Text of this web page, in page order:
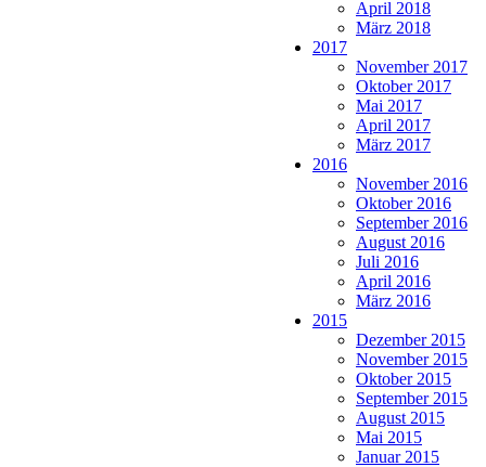
April 2018
März 2018
2017
November 2017
Oktober 2017
Mai 2017
April 2017
März 2017
2016
November 2016
Oktober 2016
September 2016
August 2016
Juli 2016
April 2016
März 2016
2015
Dezember 2015
November 2015
Oktober 2015
September 2015
August 2015
Mai 2015
Januar 2015